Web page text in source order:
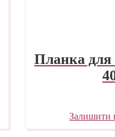
Планка для
Залишити